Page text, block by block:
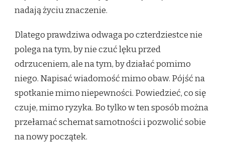
nadają życiu znaczenie.
Dlatego prawdziwa odwaga po czterdziestce nie
polega na tym, by nie czuć lęku przed
odrzuceniem, ale na tym, by działać pomimo
niego. Napisać wiadomość mimo obaw. Pójść na
spotkanie mimo niepewności. Powiedzieć, co się
czuje, mimo ryzyka. Bo tylko w ten sposób można
przełamać schemat samotności i pozwolić sobie
na nowy początek.